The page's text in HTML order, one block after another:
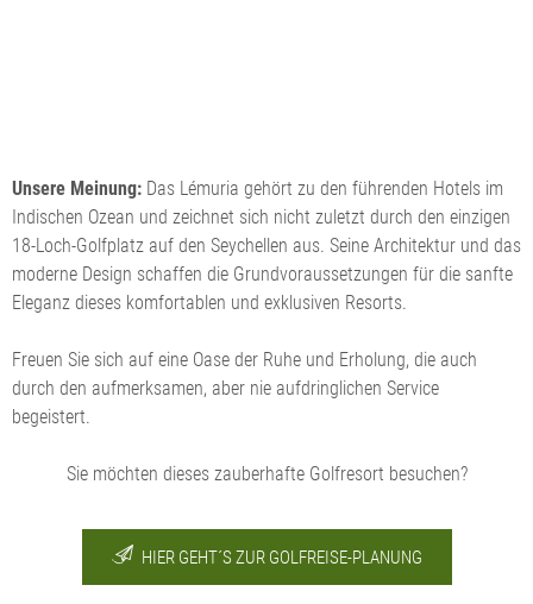
Unsere Meinung: Das Lémuria gehört zu den führenden Hotels im
Indischen Ozean und zeichnet sich nicht zuletzt durch den einzigen
18-Loch-Golfplatz auf den Seychellen aus. Seine Architektur und das
moderne Design schaffen die Grundvoraussetzungen für die sanfte
Eleganz dieses komfortablen und exklusiven Resorts.
Freuen Sie sich auf eine Oase der Ruhe und Erholung, die auch
durch den aufmerksamen, aber nie aufdringlichen Service
begeistert.
Sie möchten dieses zauberhafte Golfresort besuchen?
HIER GEHT´S ZUR GOLFREISE-PLANUNG